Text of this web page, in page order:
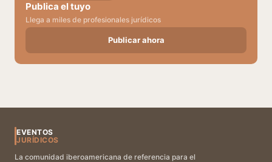
Publica el tuyo
Llega a miles de profesionales jurídicos
Publicar ahora
EVENTOS
JURÍDICOS
La comunidad iberoamericana de referencia para el